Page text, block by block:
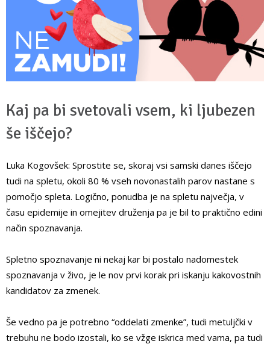
Kaj pa bi svetovali vsem, ki ljubezen
še iščejo?
Luka Kogovšek: Sprostite se, skoraj vsi samski danes iščejo
tudi na spletu, okoli 80 % vseh novonastalih parov nastane s
pomočjo spleta. Logično, ponudba je na spletu največja, v
času epidemije in omejitev druženja pa je bil to praktično edini
način spoznavanja.
Spletno spoznavanje ni nekaj kar bi postalo nadomestek
spoznavanja v živo, je le nov prvi korak pri iskanju kakovostnih
kandidatov za zmenek.
Še vedno pa je potrebno “oddelati zmenke”, tudi metuljčki v
trebuhu ne bodo izostali, ko se vžge iskrica med vama, pa tudi